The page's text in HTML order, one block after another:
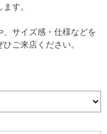
す。
、サイズ感・仕様などを
ご来店ください。